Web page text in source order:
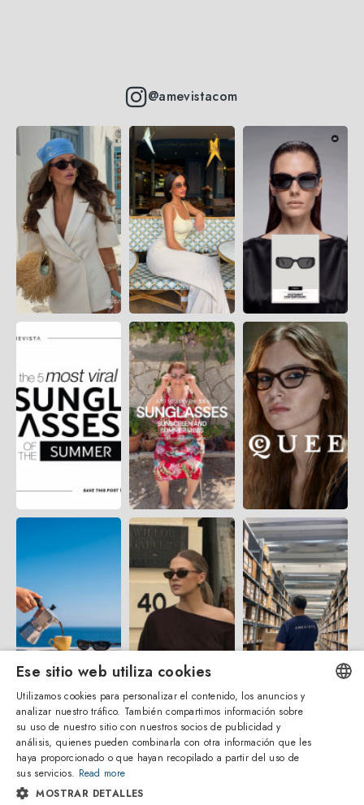
@amevistacom
ENGLISH
ITALIAN
Ese sitio web utiliza cookies
Utilizamos cookies para personalizar el contenido, los anuncios y
analizar nuestro tráfico. También compartimos información sobre
su uso de nuestro sitio con nuestros socios de publicidad y
análisis, quienes pueden combinarla con otra información que les
haya proporcionado o que hayan recopilado a partir del uso de
sus servicios. Read more
MOSTRAR DETALLES